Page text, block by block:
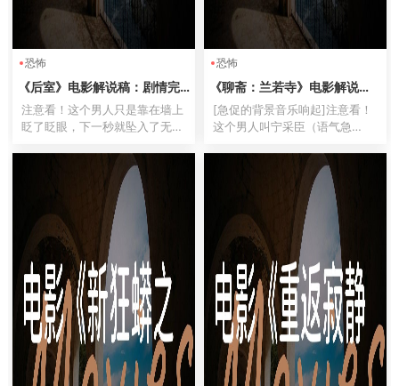
恐怖
《后室》电影解说稿：剧情完
整版+彩蛋盘点（影视解说文
案）
注意看！这个男人只是靠在墙上
眨了眨眼，下一秒就坠入了无限
起]99%的人看完这部电影都不
敢再碰墙壁！今天要解说的这部
现象级恐怖片《后室》，堪称近
年来最让人脊背发凉的都市传说
恐怖
《聊斋：兰若寺》电影解说
稿：剧情完整版+结局真相（影
视解说文案）
[急促的背景音乐响起]注意看！
这个男人叫宁采臣（语气急
收账会住进史上最坑的民宿——
兰若寺！99%的人猜不到，这个
书生最后居然成了燕赤霞的战
友！（音效：剑出鞘声）[语速